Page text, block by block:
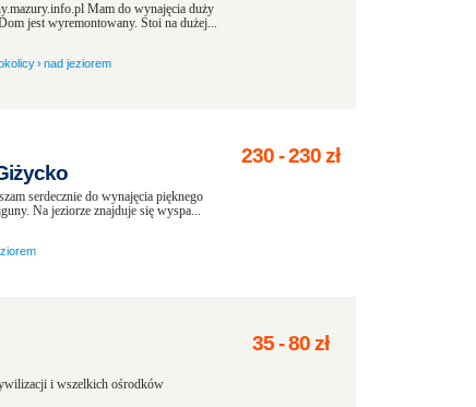
Mam do wynajęcia duży
jest wyremontowany. Stoi na dużej...
›nad jeziorem
serdecznie do wynajęcia pięknego
Na jeziorze znajduje się wyspa...
230-230zł
i wszelkich ośrodków
35-80zł